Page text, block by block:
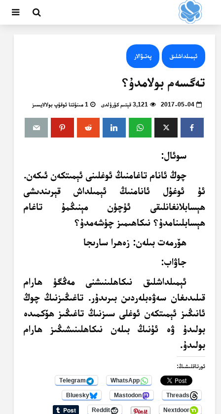
ئېمىلداشلىق پەتىۋالار
تەگسەم بولامدۇ؟
2017-05-04 3,121 قېتىم كۆرۈلدى 1 مىنۇتتا ئوقۇپ بولالايسىز
سوئال:
چوڭ ئانام تاغامنىڭ ئوغلىنى ئېمىتكەن ئىكەن.
ئۇ ئوغۇل ئانامنىڭ ئېمىلداش قېرىندىشى
ھېسابلانغانلىقى ئۈچۈن مېنىڭمۇ تاغام
ھېسابلىنامدۇ؟ نىكاھىمىز چۈشەمدۇ؟
ھۆرمەت بىلەن: زەھرا سارىجا
جاۋاب:
ئېمىلداشلىق نىكاھلىنىشنى مەڭگۈ ھارام
قىلىدىغان سەۋەبلەردىن بىرىدۇر. تاغىڭىزنىڭ چوڭ
ئانىڭىز ئېمىتكەن ئوغلى سىزنىڭ تاغىڭىز ھۆكمىدە
بولىدۇ ۋە ئۇنىڭ بىلەن نىكاھلىنىشىڭىز ھارام
بولىدۇ.
ئورتاقلىشىڭ:
WhatsApp
Telegram
Threads
Mastodon
Bluesky
Nextdoor
Reddit